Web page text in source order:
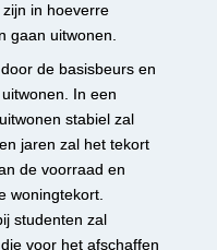
in hoeverre
gaan uitwonen.
de basisbeurs en
In een
stabiel zal
jaren zal het tekort
de voorraad en
woningtekort.
studenten zal
voor het afschaffen